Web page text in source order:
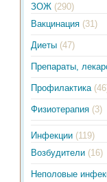
ЗОЖ (290)
Вакцинация (31)
Диеты (47)
Препараты,
Профилактика
Физиотерапия (3)
Инфекции (119)
Возбудители (16)
Неполовые